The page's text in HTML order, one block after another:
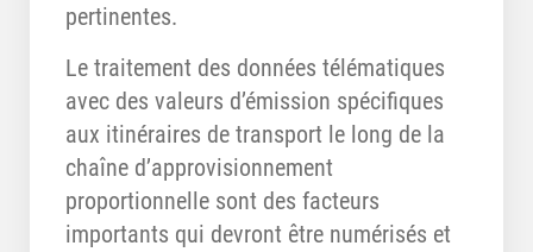
pertinentes.
Le traitement des données télématiques
avec des valeurs d’émission spécifiques
aux itinéraires de transport le long de la
chaîne d’approvisionnement
proportionnelle sont des facteurs
importants qui devront être numérisés et